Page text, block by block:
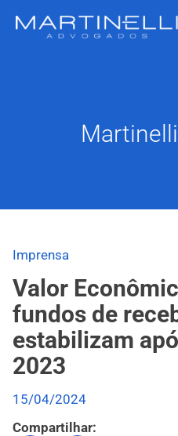
Martinelli
Imprensa
Valor
fundos de
estabilizam
2023
15/04/2024
Compartilhar: